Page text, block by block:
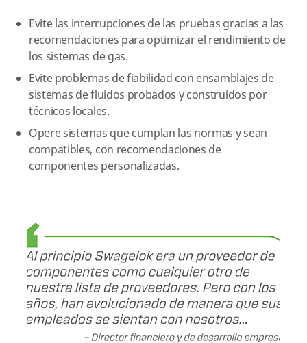
Evite las interrupciones de las pruebas gracias a las
recomendaciones para optimizar el rendimiento de
los sistemas de gas.
Evite problemas de fiabilidad con ensamblajes de
sistemas de fluidos probados y construidos por
técnicos locales.
Opere sistemas que cumplan las normas y sean
compatibles, con recomendaciones de
componentes personalizadas.